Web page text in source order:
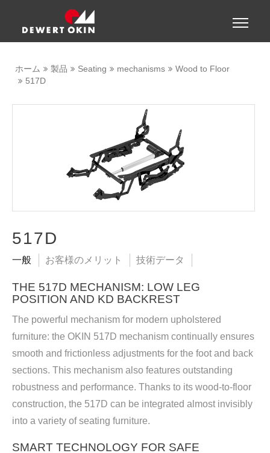
Toggle
ホーム 製品 Seating mechanisms
Wood to Floor
517D
517D
一般 お客様のメリット 技術データ
THE 517D MECHANISM: LOW LEG
POSITION AND KD BACKREST
The powerful mechanism for modern upholstered
furniture: the OKIN 517D mechanism continually ensures
smooth and frictionless adjustments for the foot and back
sections. This mechanism also features outstanding
robustness and performance. Thanks to its wood-to-floor
construction, the 517D can be integrated almost invisibly
into a variety of seating furniture.
SMART TECHNOLOGY FOR SAFE